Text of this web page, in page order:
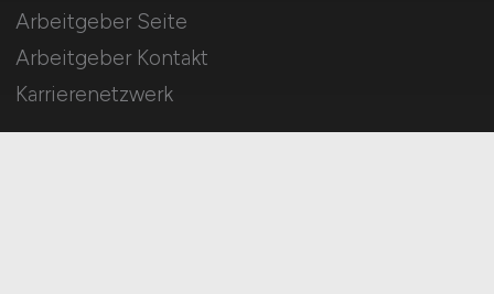
Arbeitgeber Seite
Arbeitgeber Kontakt
Karrierenetzwerk